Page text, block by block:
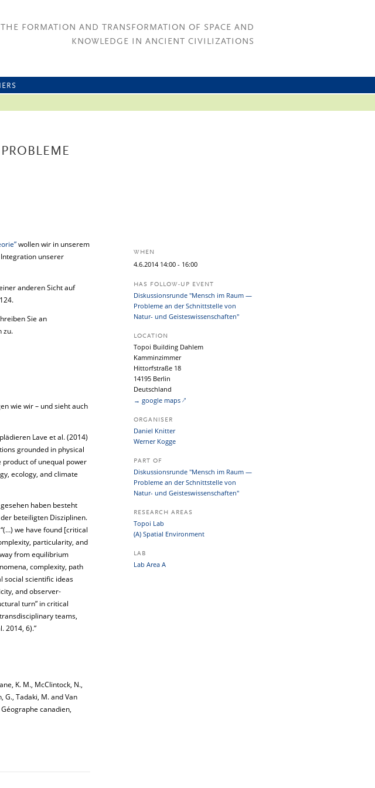
THE FORMATION AND TRANSFORMATION OF SPACE AND
KNOWLEDGE IN ANCIENT CIVILIZATIONS
wollen wir in unserem
unserer
anderen Sicht auf
Sie an
zu.
wie wir – und sieht auch
Lave et al. (2014)
grounded in physical
product of unequal power
ecology, and climate
haben besteht
beteiligten Disziplinen.
we have found [critical
particularity, and
from equilibrium
complexity, path
social scientific ideas
and observer-
turn” in critical
teams,
2014, 6).”
K. M., McClintock, N.,
G., Tadaki, M. and Van
canadien,
WHEN
4.6.2014 14:00 - 16:00
HAS FOLLOW-UP EVENT
Diskussionsrunde "Mensch im Raum —
Probleme an der Schnittstelle von
Natur- und Geisteswissenschaften"
LOCATION
Topoi Building Dahlem
Kamminzimmer
Hittorfstraße 18
14195 Berlin
Deutschland
→ google maps
ORGANISER
Daniel Knitter
Werner Kogge
PART OF
Diskussionsrunde "Mensch im Raum —
Probleme an der Schnittstelle von
Natur- und Geisteswissenschaften"
RESEARCH AREAS
Topoi Lab
(A) Spatial Environment
LAB
Lab Area A